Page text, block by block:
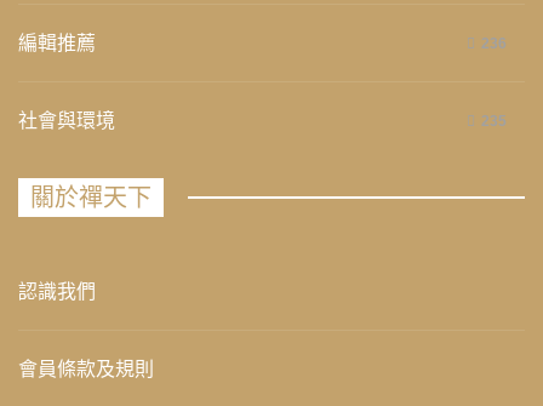
編輯推薦 236
社會與環境 235
關於禪天下
認識我們
會員條款及規則